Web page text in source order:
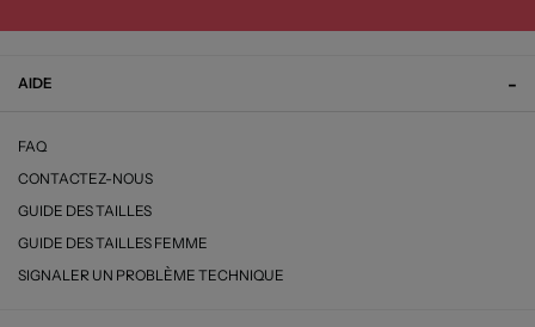
AIDE
FAQ
CONTACTEZ-NOUS
GUIDE DES TAILLES
GUIDE DES TAILLES FEMME
SIGNALER UN PROBLÈME TECHNIQUE